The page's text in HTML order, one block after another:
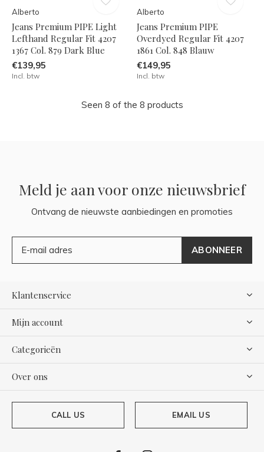
Alberto
Jeans Premium PIPE Light
Lefthand Regular Fit 4207
1367 Col. 879 Dark Blue
€139,95
Incl. btw
Alberto
Jeans Premium PIPE
Overdyed Regular Fit 4207
1861 Col. 848 Blauw
€149,95
Incl. btw
Seen 8 of the 8 products
Meld je aan voor onze nieuwsbrief
Ontvang de nieuwste aanbiedingen en promoties
ABONNEER
Klantenservice
Mijn account
Categorieën
Over ons
CALL US EMAIL US